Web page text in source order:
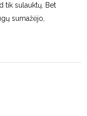
tik sulauktų. Bet
sumažėjo,